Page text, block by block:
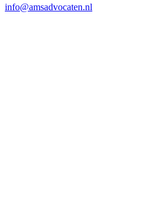
info@amsadvocaten.nl